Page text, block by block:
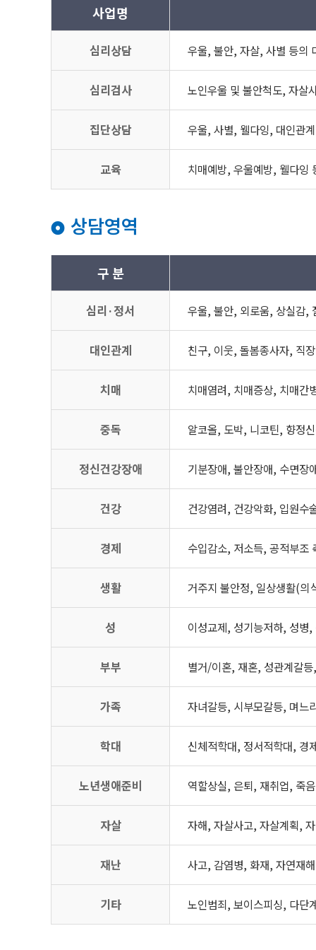
사업명
심리상담 우울, 불안, 자살, 사별 등의
심리검사 노인우울 및 불안척도, 자살
집단상담 우울, 사별, 웰다잉, 대인관
교육 치매예방, 우울예방, 웰다잉
상담영역
구 분
심리·정서 우울, 불안, 외로움, 상실감,
대인관계 친구, 이웃, 돌봄종사자, 직
치매 치매염려, 치매증상, 치매간
중독 알코올, 도박, 니코틴, 향정
정신건강장애 기분장애, 불안장애, 수면장
건강 건강염려, 건강악화, 입원
경제 수입감소, 저소득, 공적부
생활 거주지 불안정, 일상생활(의
성 이성교제, 성기능저하, 성병
부부 별거/이혼, 재혼, 성관계갈
가족 자녀갈등, 시부모갈등, 며느
학대 신체적학대, 정서적학대, 경
노년생애준비 역할상실, 은퇴, 재취업, 죽
자살 자해, 자살사고, 자살계획,
재난 사고, 감염병, 화재, 자연재
기타 노인범죄, 보이스피싱, 다단